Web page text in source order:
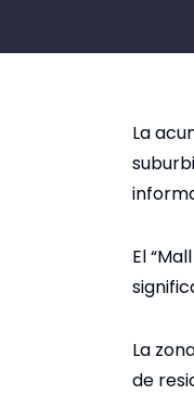
La
El
La
de